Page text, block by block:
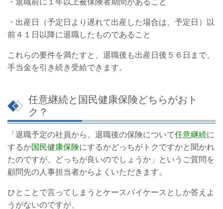
・退職前に１年以上被保険者期間があること
・出産日（予定日より遅れて出産した場合は、予定日）以
前４１日以降に退職したものであること
これらの要件を満たすと、退職後も出産日後５６日まで、
手当金を引き続き受給できます。
任意継続と国民健康保険どちらがおト
ク？
「退職予定の社員から、退職後の保険について任意継続に
するか国民健康保険にするかどっちがトクですかと聞かれ
たのですが、どっちが良いのでしょうか」というご質問を
顧問先の人事担当者からよくいただきます。
ひとことで言ってしまうとケースバイケースとしか答えよ
うがないのですが、